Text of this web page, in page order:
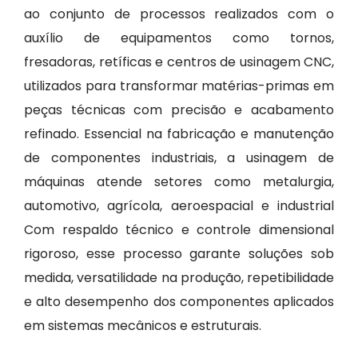
ao conjunto de processos realizados com o
auxílio de equipamentos como tornos,
fresadoras, retíficas e centros de usinagem CNC,
utilizados para transformar matérias-primas em
peças técnicas com precisão e acabamento
refinado. Essencial na fabricação e manutenção
de componentes industriais, a usinagem de
máquinas atende setores como metalurgia,
automotivo, agrícola, aeroespacial e industrial
Com respaldo técnico e controle dimensional
rigoroso, esse processo garante soluções sob
medida, versatilidade na produção, repetibilidade
e alto desempenho dos componentes aplicados
em sistemas mecânicos e estruturais.